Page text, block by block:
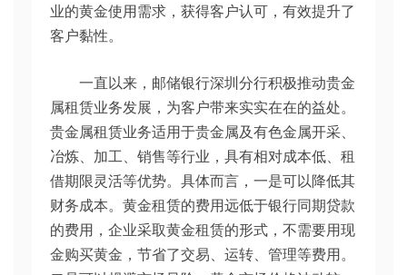
业的黄金使用需求，获得客户认可，有效提升了
客户黏性。
一直以来，邮储银行深圳分行积极推动贵金
属租赁业务发展，为客户带来实实在在的益处。
贵金属租赁业务适用于贵金属及有色金属开采、
冶炼、加工、销售等行业，具有相对成本低、租
借期限灵活等优势。具体而言，一是可以降低其
财务成本。黄金租赁的费用远低于银行同期贷款
的费用，企业采取黄金租赁的形式，不需要用现
金购买黄金，节省了交易、运转、管理等费用。